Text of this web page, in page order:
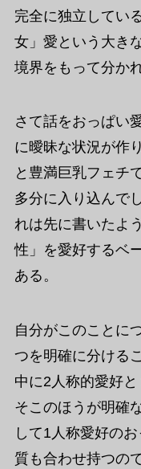
完全に独立してい
女」愛という大き
境界をもって分か
さて話をおっぱい
に曖昧な状況が作
と豊満巨乳フェチ
多分に入り込んで
れは先に書いたよ
性」を愛好するベ
ある。
自分がこのことに
つを明確に分ける
中に2人称的愛好と
そこのほうが明確
して1人称愛好の
質も合わせ持つの